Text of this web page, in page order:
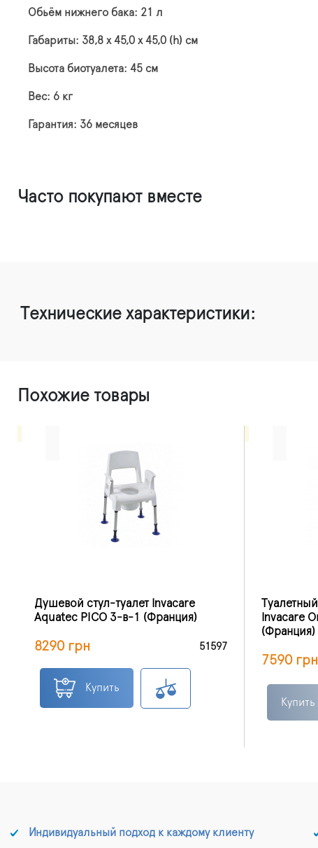
Обьём нижнего бака: 21 л
Габариты: 38,8 х 45,0 х 45,0 (h) см
Высота биотуалета: 45 см
Вес: 6 кг
Гарантия: 36 месяцев
Часто покупают вместе
Технические характеристики:
Похожие товары
Душевой стул-туалет Invacare
Aquatec PICO 3-в-1 (Франция)
8290 грн 51597
Купить
Invacare
(Франция)
7590 грн
Купить
Индивидуальный подход к каждому клиенту